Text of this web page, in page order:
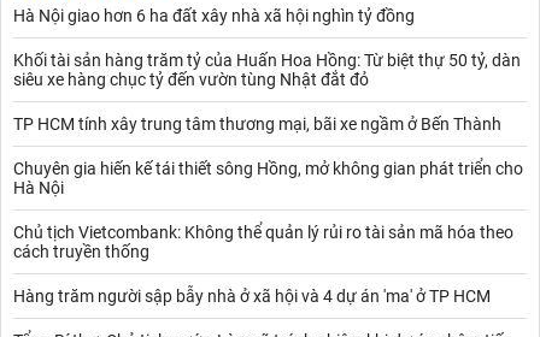
Hà Nội giao hơn 6 ha đất xây nhà xã hội nghìn tỷ đồng
Khối tài sản hàng trăm tỷ của Huấn Hoa Hồng: Từ biệt thự 50 tỷ, dàn
siêu xe hàng chục tỷ đến vườn tùng Nhật đắt đỏ
TP HCM tính xây trung tâm thương mại, bãi xe ngầm ở Bến Thành
Chuyên gia hiến kế tái thiết sông Hồng, mở không gian phát triển cho
Hà Nội
Chủ tịch Vietcombank: Không thể quản lý rủi ro tài sản mã hóa theo
cách truyền thống
Hàng trăm người sập bẫy nhà ở xã hội và 4 dự án 'ma' ở TP HCM